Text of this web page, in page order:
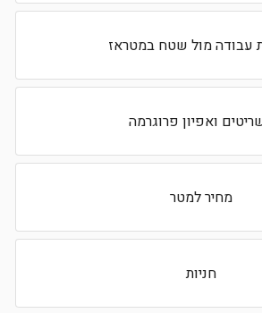
עבודה מול שטח במטראז
ואפיון פרוגרמה
מחיר למטר
חניות